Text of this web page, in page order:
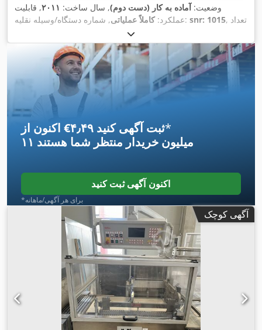
وضعیت:آماده به کار (دست دوم), سال ساخت: ۲۰۱۱, قابلیت
عملکرد:کاملاً عملیاتی , شماره دستگاه/وسیله نقلیه: snr: 1015, تعداد
سیلندرها:
مالکان قبلی:۱, ولتاژ ورودی: ۴۰۰ V , فرکانس ورودی:۵۰ هرتز
, تعداد
هدهای چاپ:۱, فشار هوا:۶ میله , ولتاژ کنترل:
, توان نامی
(ظاهری):۱۵ کی‌وی‌ای , سطح الک:۲۶۰٬۰۰۰ میلی‌متر مربع
سوراخکاری الک:۱۰ میلی‌متر , نیاز به ارتفاع: ۳٬۵۰۰ میلی‌متر
, نیاز به
, عرض مورد نیاز:۲٬۰۰۰ میلی‌متر
, سال
, نوع کنترل:
, ظرفیت تولید:
, تجهیزات:
توقف اضطراری, نشان CE, واحد خنک‌کننده, پلاک مشخصات موجود
است
اکنون از ‎€۴٫۴۹ ثبت آگهی کنید*
۱۱ میلیون خریدار منتظر شما هستند
اکنون آگهی ثبت کنید
*برای هر آگهی/ماهانه
آگهی کوچک